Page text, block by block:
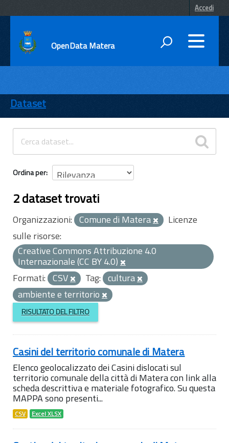
Accedi
OpenData Matera
ENTI
TEMI
INFORMAZIONI
Dataset
Ordina per
2 dataset trovati
Organizzazioni: Comune di Matera
Licenze
sulle risorse:
Creative Commons Attribuzione 4.0
Internazionale (CC BY 4.0)
Formati: CSV Tag: cultura
ambiente e territorio
RISULTATO DEL FILTRO
Casini del territorio comunale di Matera
Elenco geolocalizzato dei Casini dislocati sul
territorio comunale della città di Matera con link alla
scheda descrittiva e materiale fotografico. Su questa
MAPPA sono presenti...
CSV Excel XLSX